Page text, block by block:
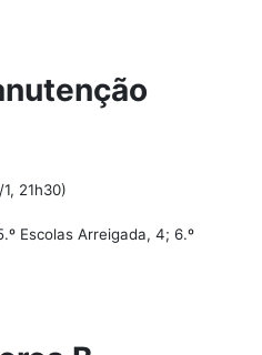
21h30)
Escolas Arreigada, 4; 6.º